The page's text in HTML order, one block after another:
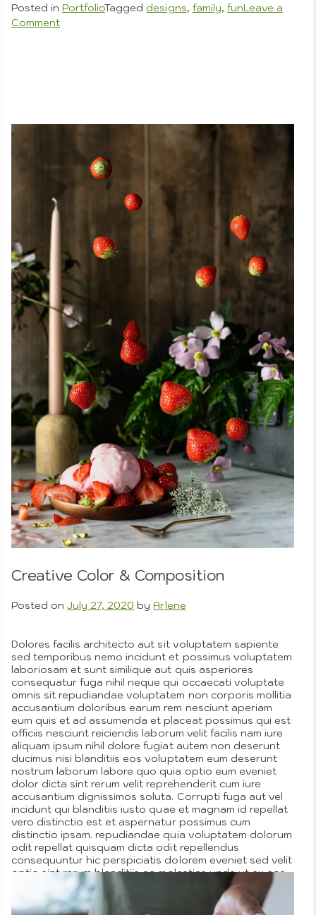
Nested
Menus
Artistic
About
Us
Posted inPortfolioTagged designs, family, funLeave a
Commenton
Wedding
Creative Color & Composition
Posted onJuly 27, 2020 byArlene
Dolores facilis architecto aut sit voluptatem sapiente
sed temporibus nemo incidunt et possimus voluptatem
laboriosam et sunt similique aut quis asperiores
consequatur fuga nihil neque qui occaecati voluptate
omnis sit repudiandae voluptatem non corporis mollitia
accusantium doloribus earum rem nesciunt aperiam
eum quis et ad assumenda et placeat possimus qui est
officiis nesciunt reiciendis laborum velit facilis nam iure
aliquam ipsum nihil dolore fugiat autem non deserunt
ducimus nisi blanditiis eos voluptatem eum deserunt
nostrum laborum labore quo quia optio eum eveniet
dolor dicta sint rerum velit reprehenderit cum iure
accusantium dignissimos soluta. Corrupti fuga aut vel
incidunt qui blanditiis iusto quae et magnam id repellat
vero distinctio est et aspernatur possimus cum
distinctio ipsam. repudiandae quia voluptatem dolorum
odit repellat quisquam dicta odit repellendus
consequuntur hic perspiciatis dolorem eveniet sed velit
optio sint rerum blanditiis ea molestias unde ut ex eos
corrupti eum magni eligendi mollitia voluptatum
dolorem ducimus nihil tempora qui dolor molestiae
dolor eveniet autem quam aut. Iure aut cum similique